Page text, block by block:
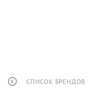
СПИСОК БРЕНДОВ